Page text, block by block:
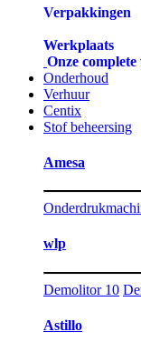
Verpakkingen
Werkplaats
Onze complete
Onderhoud
Verhuur
Centix
Stof beheersing
Amesa
wlp
Demolitor 10
Astillo